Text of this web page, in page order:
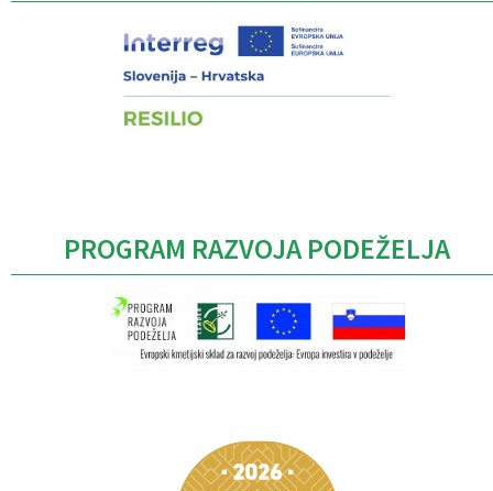
PROGRAM RAZVOJA PODEŽELJA